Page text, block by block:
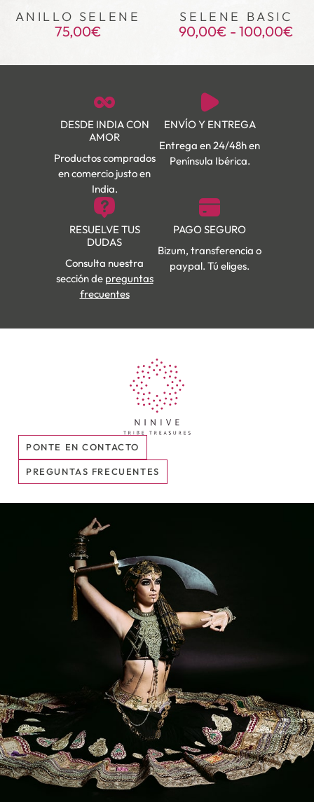
ANILLO SELENE
75,00€
SELENE BASIC
90,00€ - 100,00€
DESDE INDIA CON
AMOR
Productos comprados
en comercio justo en
India.
ENVÍO Y ENTREGA
Entrega en 24/48h en
Península Ibérica.
RESUELVE TUS
DUDAS
Consulta nuestra
sección de preguntas
frecuentes
PAGO SEGURO
Bizum, transferencia o
paypal. Tú eliges.
PONTE EN CONTACTO
PREGUNTAS FRECUENTES